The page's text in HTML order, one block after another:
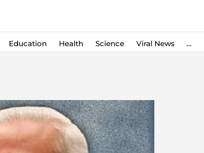
Education Health Science Viral News …